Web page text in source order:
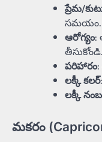
ప్రేమ/
సమయం.
ఆరోగ్యం:
తీసుకోండి.
పరిహారం
లక్కీ కలర్
లక్కీ
మకరం